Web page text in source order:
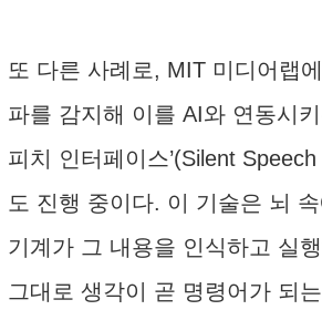
또 다른 사례로, MIT 미디어랩
파를 감지해 이를 AI와 연동시
피치 인터페이스’(Silent
도 진행 중이다. 이 기술은 뇌
기계가 그 내용을 인식하고 실
그대로 생각이 곧 명령어가 되